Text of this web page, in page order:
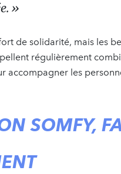
»
de solidarité, mais les
régulièrement
accompagner les
SOMFY,